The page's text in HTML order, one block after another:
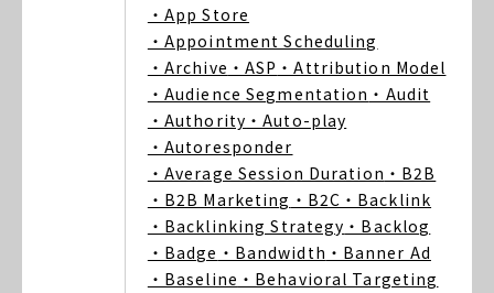
・App Store
・Appointment Scheduling
・Archive ・ASP ・Attribution Model
・Audience Segmentation ・Audit
・Authority ・Auto-play
・Autoresponder
・Average Session Duration ・B2B
・B2B Marketing ・B2C ・Backlink
・Backlinking Strategy ・Backlog
・Badge ・Bandwidth ・Banner Ad
・Baseline ・Behavioral Targeting